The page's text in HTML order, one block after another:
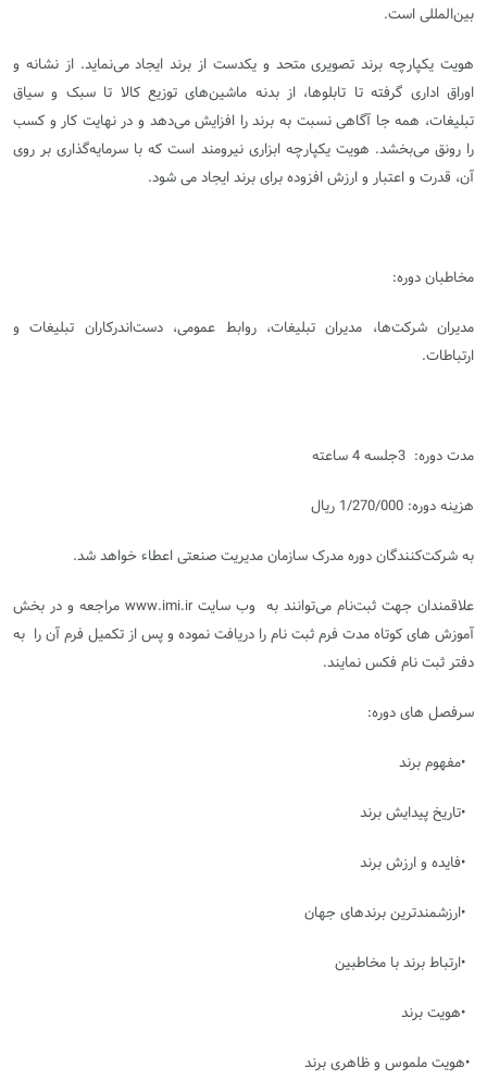
بین‌المللی است.
هویت یکپارچه برند تصویری متحد و یکدست از برند ایجاد می‌نماید. از نشانه و
اوراق اداری گرفته تا تابلوها، از بدنه ماشین‌های توزیع کالا تا سبک و سیاق
تبلیغات، همه جا آگاهی نسبت به برند را افزایش می‌دهد و در نهایت کار و کسب
را رونق می‌بخشد. هویت یکپارچه ابزاری نیرومند است که با سرمایه‌گذاری بر روی
آن، قدرت و اعتبار و ارزش افزوده برای برند ایجاد می شود.
مخاطبان دوره:
مدیران شرکت‌ها، مدیران تبلیغات، روابط عمومی، دست‌اندرکاران تبلیغات و
ارتباطات.
مدت دوره: 3جلسه 4 ساعته
هزینه دوره: 1/270/000 ریال
به شرکت‌کنندگان دوره مدرک سازمان مدیریت صنعتی اعطاء خواهد شد.
علاقمندان جهت ثبت‌نام می‌توانند به وب سایتwww.imi.ir مراجعه و در بخش
آموزش های کوتاه مدت فرم ثبت نام را دریافت نموده و پس از تکمیل فرم آن را به
دفتر ثبت نام فکس نمایند.
سرفصل های دوره:
•مفهوم برند
•تاریخ پیدایش برند
•فایده و ارزش برند
•ارزشمندترین برندهای جهان
•ارتباط برند با مخاطبین
•هویت برند
•هویت ملموس و ظاهری برند